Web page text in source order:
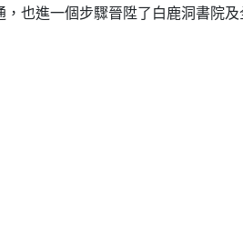
也進一個步驟晉陞了白鹿洞書院